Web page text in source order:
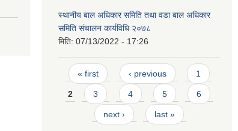
स्थानीय बाल अधिकार समिति तथा वडा बाल अधिकार
समिति संचालन कार्यविधि २०७८
मिति: 07/13/2022 - 17:26
Pages
« first ‹ previous 1
2 3 4 5 6
next › last »